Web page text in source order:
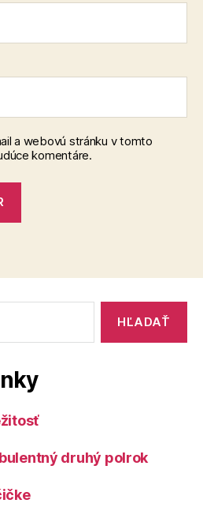
a webovú stránku v tomto
komentáre.
druhý polrok